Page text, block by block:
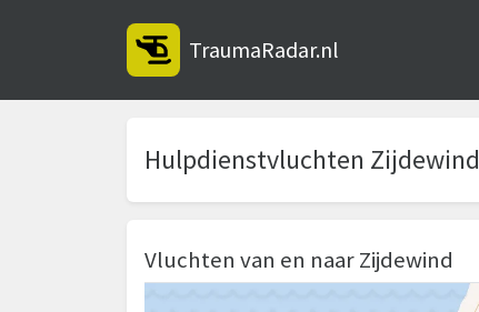
TraumaRadar.nl
Hulpdienstvluchten Zijdewind
Vluchten van en naar Zijdewind